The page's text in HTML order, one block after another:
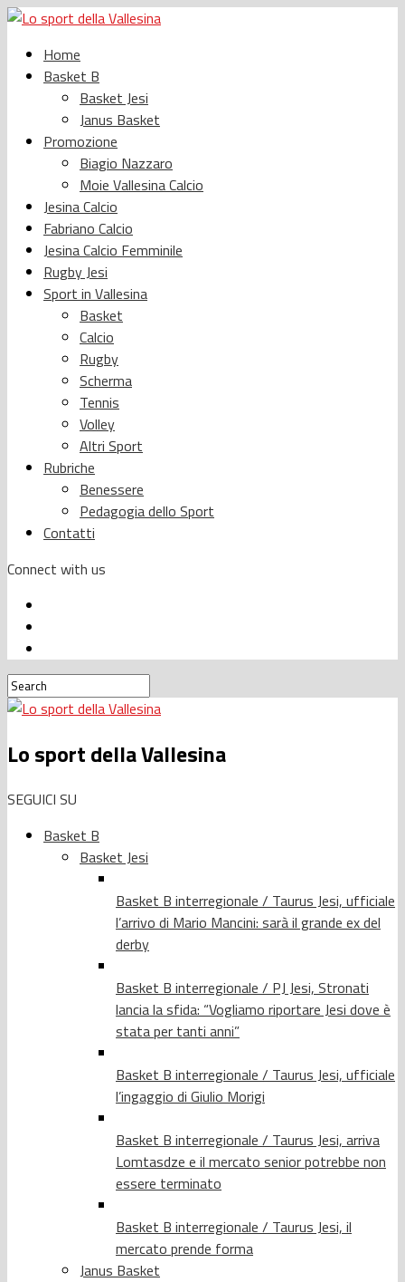
Home
Basket B
Basket Jesi
Janus Basket
Promozione
Biagio Nazzaro
Moie Vallesina Calcio
Jesina Calcio
Fabriano Calcio
Jesina Calcio Femminile
Rugby Jesi
Sport in Vallesina
Basket
Calcio
Rugby
Scherma
Tennis
Volley
Altri Sport
Rubriche
Benessere
Pedagogia dello Sport
Contatti
Connect with us
Lo sport della Vallesina
SEGUICI SU
Basket B
Basket Jesi
Basket B interregionale / Taurus Jesi, ufficiale
l’arrivo di Mario Mancini: sarà il grande ex del
derby
Basket B interregionale / PJ Jesi, Stronati
lancia la sfida: “Vogliamo riportare Jesi dove è
stata per tanti anni”
Basket B interregionale / Taurus Jesi, ufficiale
l’ingaggio di Giulio Morigi
Basket B interregionale / Taurus Jesi, arriva
Lomtasdze e il mercato senior potrebbe non
essere terminato
Basket B interregionale / Taurus Jesi, il
mercato prende forma
Janus Basket